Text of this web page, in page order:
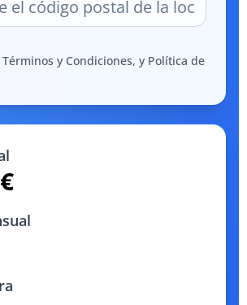
y Condiciones, y Política de
€